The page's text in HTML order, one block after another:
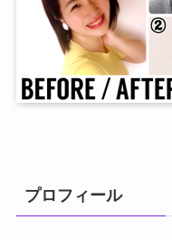
プロフィール